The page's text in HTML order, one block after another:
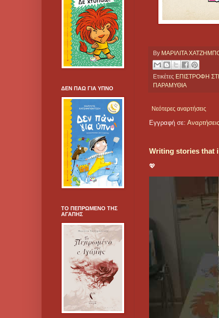
By ΜΑΡΙΛΙΤΑ
Ετικέτες ΕΠΙΣΤΡΟΦΗ
ΠΑΡΑΜΥΘΙΑ
Νεότερες αναρτήσεις
Εγγραφή σε:
Writing stories that
💖
ΔΕΝ ΠΑΩ ΓΙΑ ΥΠΝΟ
ΤΟ ΠΕΠΡΩΜΕΝΟ ΤΗΣ
ΑΓΑΠΗΣ